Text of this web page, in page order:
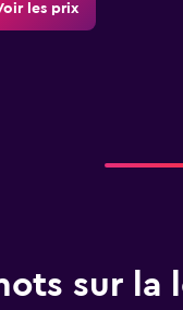
les prix
sur la